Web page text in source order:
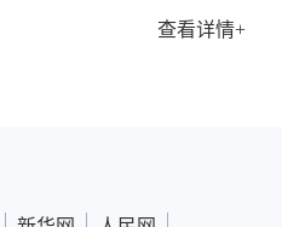
查看详情+